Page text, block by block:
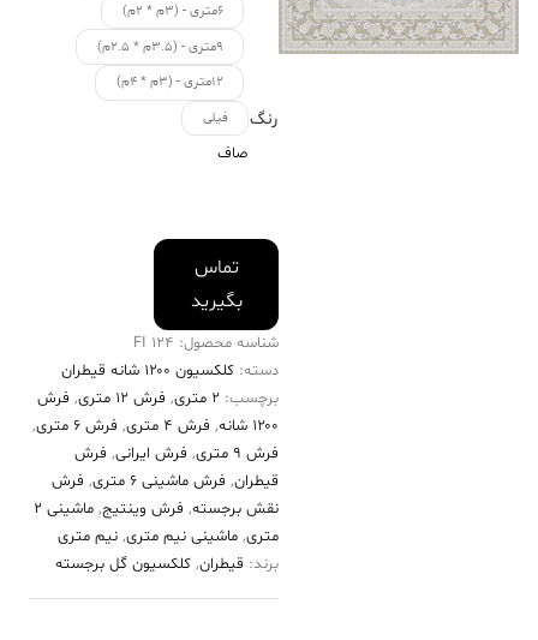
۶متری - (۳م * ۲م)
۹متری - (۳.۵م * ۲.۵م)
۱۲متری - (۳م * ۴م)
رنگ فیلی
صاف
تماس
بگیرید
شناسه محصول: 124 FI
دسته: کلکسیون ۱۲۰۰ شانه قیطران
برچسب: 2 متری , فرش 12 متری , فرش
۱۲۰۰ شانه
, فرش 4 متری , فرش 6 متری
,
فرش 9 متری
, فرش ایرانی, فرش
قیطران, فرش ماشینی 6 متری , فرش
نقش برجسته, فرش وینتیج,
ماشینی 2
متری, ماشینی نیم متری, نیم متری
برند: قیطران, کلکسیون گل برجسته